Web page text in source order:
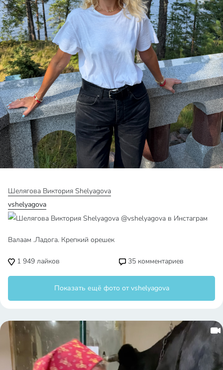
Шелягова Виктория Shelyagova
vshelyagova
Валаам .Ладога. Крепкий орешек
1 949 лайков 35 комментариев
Показать ещё фото от vshelyagova